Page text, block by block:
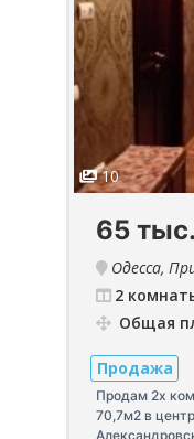
10
65 тыс.
Одесса,
2
Общая
Продажа
Продам 2х
70,7м2 в